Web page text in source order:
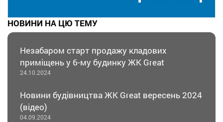
НОВИНИ НА ЦЮ ТЕМУ
Незабаром старт продажу кладових
приміщень у 6-му будинку ЖК Great
24.10.2024
Новини будівництва ЖК Great вересень 2024
(відео)
04.09.2024